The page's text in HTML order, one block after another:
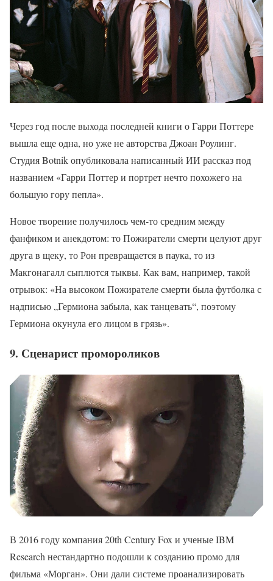
Через год после выхода последней книги о Гарри Поттере
вышла еще одна, но уже не авторства Джоан Роулинг.
Студия Botnik опубликовала написанный ИИ рассказ под
названием «Гарри Поттер и портрет нечто похожего на
большую гору пепла».
Новое творение получилось чем-то средним между
фанфиком и анекдотом: то Пожиратели смерти целуют друг
друга в щеку, то Рон превращается в паука, то из
Макгонагалл сыплются тыквы. Как вам, например, такой
отрывок: «На высоком Пожирателе смерти была футболка с
надписью „Гермиона забыла, как танцевать“, поэтому
Гермиона окунула его лицом в грязь».
9. Сценарист промороликов
В 2016 году компания 20th Century Fox и ученые IBM
Research нестандартно подошли к созданию промо для
фильма «Морган». Они дали системе проанализировать